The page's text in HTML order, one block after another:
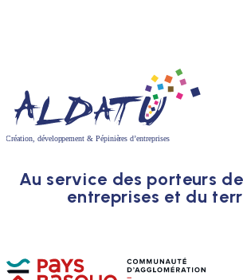
Au service des porteurs
entreprises et du